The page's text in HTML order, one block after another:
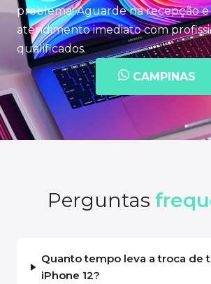
problema! Aguarde na recepção
atendimento imediato com
qualificados.
CAMPINAS
Perguntas
Quanto tempo leva a troca de
iPhone 12?